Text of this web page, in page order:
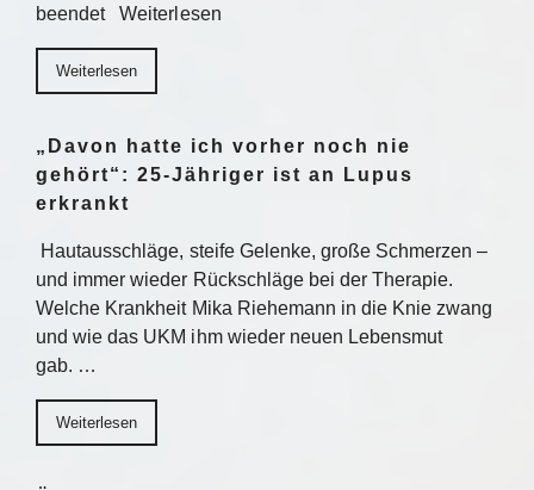
beendet Weiterlesen
Weiterlesen
„Davon hatte ich vorher noch nie
gehört“: 25-Jähriger ist an Lupus
erkrankt
Hautausschläge, steife Gelenke, große Schmerzen –
und immer wieder Rückschläge bei der Therapie.
Welche Krankheit Mika Riehemann in die Knie zwang
und wie das UKM ihm wieder neuen Lebensmut
gab. …
Weiterlesen